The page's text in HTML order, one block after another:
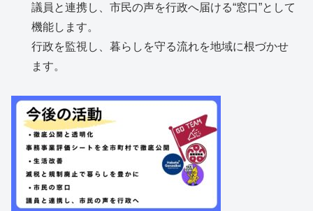
議員と連携し、市民の声を行政へ届ける“窓口”として
機能します。
行政を監視し、暮らしを守る流れを地域に根づかせ
ます。